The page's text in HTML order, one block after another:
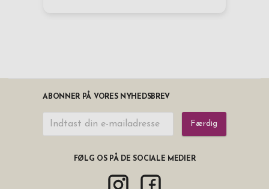
ABONNER PÅ VORES NYHEDSBREV
Færdig
FØLG OS PÅ DE SOCIALE MEDIER